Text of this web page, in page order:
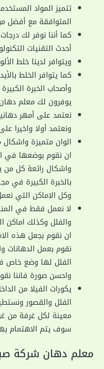
تتميز المواد
المتوافقة مع أفضل
كما أننا نوفر لك
أحدث التقنيات
ويتوافر لدينا خلط
كما يتوافر الخلط
وأصحاب الخبرة
يوفرون لك معلم دهان
نعتمد على أمهر
ونعتمد أولا واخيرا
الوان متميزة واشكال
ان نقوم بوضعها في
واشكال رائعة كل
بالخبرة الكبيرة في
وكل الاماكن التي
لا نعمل فقط في
والفلل وكذلك اماكن
ان نقوم بجعل هذه
نقوم بعمل الدهانات
الفلل لها وضع خاص
واحسن صورة فاننا
يكورات الفيلا من
الفلل والقصور
معينة لكل غرفة من
سوف يتم الاهتمام
معلم دهان شركة